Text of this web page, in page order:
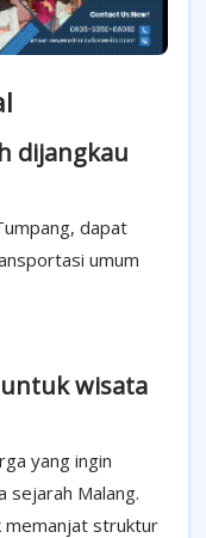
dijangkau
dapat
umum
untuk wisata
yang ingin
sejarah Malang.
memanjat struktur